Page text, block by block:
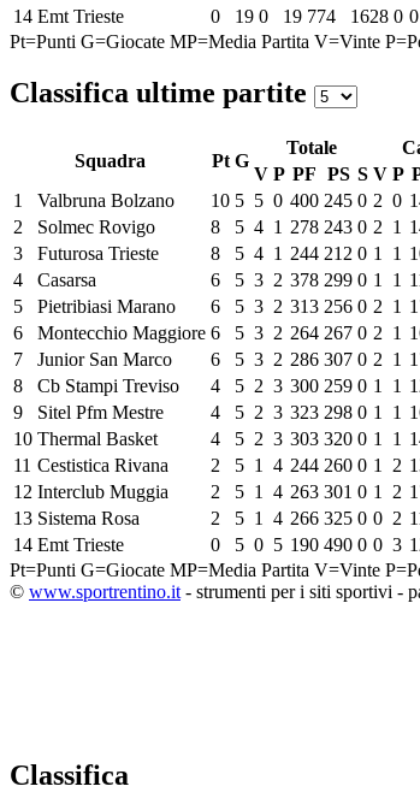
14 Emt Trieste 0 19 0 19 774 1628 0 0
Pt=Punti G=Giocate MP=Media Partita V=Vinte
Classifica ultime partite
Squadra Pt G
Totale
V P PF PS S V P
1
Valbruna Bolzano 10 5 5 0 400 245 0 2 0
2
Solmec Rovigo 8 5 4 1 278 243 0 2 1
3
Futurosa Trieste 8 5 4 1 244 212 0 1 1
4
Casarsa 6 5 3 2 378 299 0 1 1
5
Pietribiasi Marano 6 5 3 2 313 256 0 2 1
6
Montecchio Maggiore 6 5 3 2 264 267 0 2 1
7
Junior San Marco 6 5 3 2 286 307 0 2 1
8
Cb Stampi Treviso 4 5 2 3 300 259 0 1 1
9
Sitel Pfm Mestre 4 5 2 3 323 298 0 1 1
10 Thermal Basket 4 5 2 3 303 320 0 1 1
11 Cestistica Rivana 2 5 1 4 244 260 0 1 2
12 Interclub Muggia 2 5 1 4 263 301 0 1 2
13 Sistema Rosa 2 5 1 4 266 325 0 0 2
14 Emt Trieste 0 5 0 5 190 490 0 0 3
Pt=Punti G=Giocate MP=Media Partita V=Vinte
© www.sportrentino.it - strumenti per i siti sportivi -
Classifica